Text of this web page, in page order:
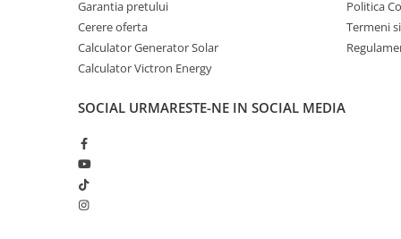
Garantia pretului
Cerere oferta
Calculator Generator Solar
Calculator Victron Energy
Politica
Termeni
SOCIAL URMARESTE-NE IN SOCIAL MEDIA